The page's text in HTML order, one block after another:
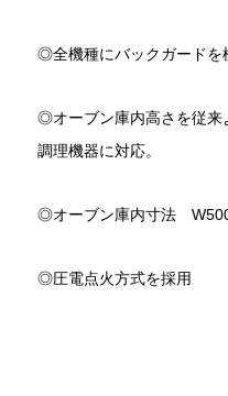
◎全機種にバックガードを
◎オーブン庫内高さを従来
調理機器に対応。
◎オーブン庫内寸法
◎圧電点火方式を採用